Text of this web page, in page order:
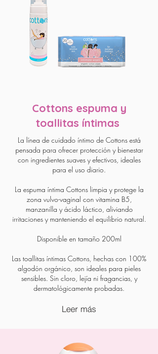
Cottons espuma y
toallitas íntimas
La línea de cuidado íntimo de Cottons está
pensada para ofrecer protección y bienestar
con ingredientes suaves y efectivos, ideales
para el uso diario.
La espuma íntima Cottons limpia y protege la
zona vulvo-vaginal con vitamina B5,
manzanilla y ácido láctico, aliviando
irritaciones y manteniendo el equilibrio natural.
Disponible en tamaño 200ml
Las toallitas íntimas Cottons, hechas con 100%
algodón orgánico, son ideales para pieles
sensibles. Sin cloro, lejía ni fragancias, y
dermatológicamente probadas.
Leer más